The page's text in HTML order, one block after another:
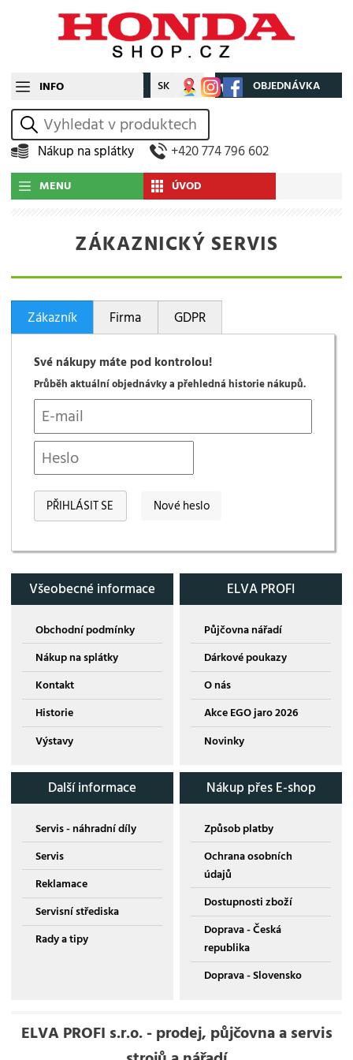
INFO CZ SK Můj účet OBJEDNÁVKA
vyhledat
Nákup na splátky +420 774 796 602
MENU ÚVOD
ZÁKAZNICKÝ SERVIS
Zákazník Firma GDPR
Své nákupy máte pod kontrolou!
Průběh aktuální objednávky a přehledná historie nákupů.
Nové heslo
Všeobecné informace
Obchodní podmínky
Nákup na splátky
Kontakt
Historie
Výstavy
ELVA PROFI
Půjčovna nářadí
Dárkové poukazy
O nás
Akce EGO jaro 2026
Novinky
Další informace
Servis - náhradní díly
Servis
Reklamace
Servisní střediska
Rady a tipy
Nákup přes E-shop
Způsob platby
Ochrana osobních
údajů
Dostupnosti zboží
Doprava - Česká
republika
Doprava - Slovensko
ELVA PROFI s.r.o. - prodej, půjčovna a servis